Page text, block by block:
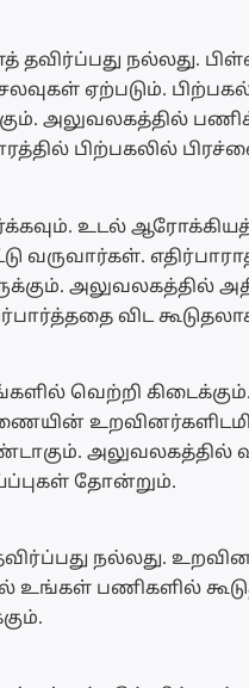
தவிர்ப்பது நல்லது.
ஏற்படும்.
அலுவலகத்தில்
பிற்பகலில்
உடல்
வருவார்கள்.
அலுவலகத்தில்
விட
வெற்றி
தோன்றும்.
நல்லது.
உங்கள் பணிகளில்